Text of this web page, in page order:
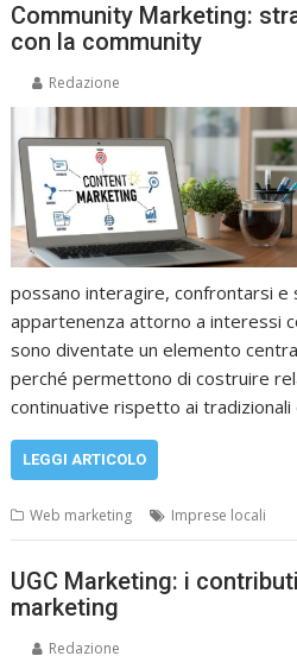
Community Marketing:
con la community
Redazione
possano interagire, confrontarsi e
appartenenza attorno a interessi
sono diventate un elemento
perché permettono di costruire
continuative rispetto ai tradizionali
LEGGI ARTICOLO
Web marketing Imprese locali
UGC Marketing: i
marketing
Redazione